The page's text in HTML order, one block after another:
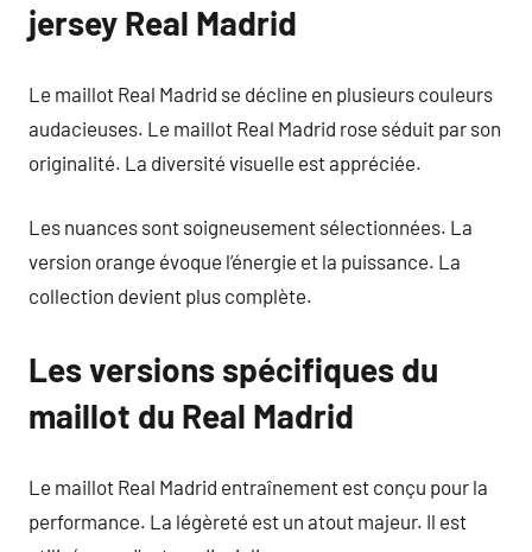
jersey Real Madrid
Le maillot Real Madrid se décline en plusieurs couleurs
audacieuses. Le maillot Real Madrid rose séduit par son
originalité. La diversité visuelle est appréciée.
Les nuances sont soigneusement sélectionnées. La
version orange évoque l’énergie et la puissance. La
collection devient plus complète.
Les versions spécifiques du
maillot du Real Madrid
Le maillot Real Madrid entraînement est conçu pour la
performance. La légèreté est un atout majeur. Il est